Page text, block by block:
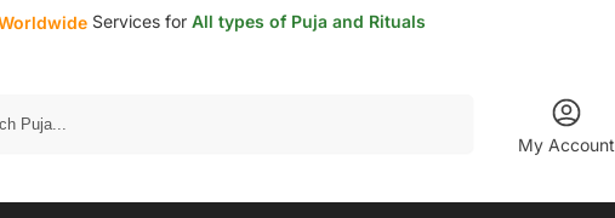
Services for All types of Puja and Rituals
My Account